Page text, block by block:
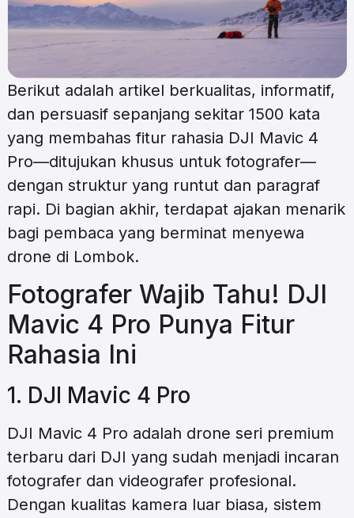
Berikut adalah artikel berkualitas, informatif,
dan persuasif sepanjang sekitar 1500 kata
yang membahas fitur rahasia DJI Mavic 4
Pro—ditujukan khusus untuk fotografer—
dengan struktur yang runtut dan paragraf
rapi. Di bagian akhir, terdapat ajakan menarik
bagi pembaca yang berminat menyewa
drone di Lombok.
Fotografer Wajib Tahu! DJI
Mavic 4 Pro Punya Fitur
Rahasia Ini
1. DJI Mavic 4 Pro
DJI Mavic 4 Pro adalah drone seri premium
terbaru dari DJI yang sudah menjadi incaran
fotografer dan videografer profesional.
Dengan kualitas kamera luar biasa, sistem